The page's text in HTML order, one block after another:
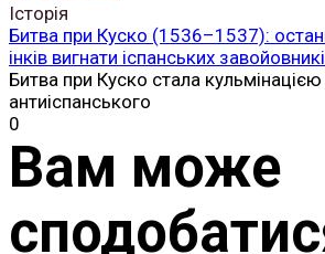
Історія
Битва при Куско (1536–1537):
інків вигнати іспанських
Битва при Куско стала
антиіспанського
0
Вам може